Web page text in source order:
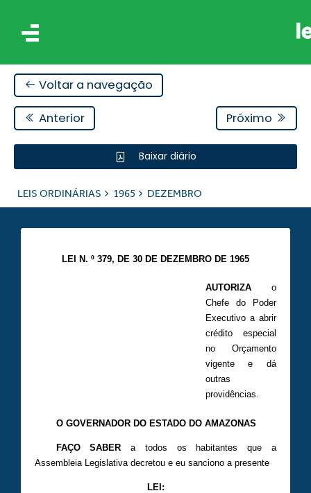
Voltar a navegação
Anterior Próximo
Baixar diário
LEIS ORDINÁRIAS 1965 DEZEMBRO
LEI N. º 379, DE 30 DE DEZEMBRO DE 1965
AUTORIZAo
Chefe do Poder
Executivo a abrir
crédito especial
no Orçamento
vigente e dá
outras
providências.
O GOVERNADOR DO ESTADO DO AMAZONAS
FAÇO SABER a todos os habitantes que a
Assembleia Legislativa decretou e eu sanciono a presente
LEI: